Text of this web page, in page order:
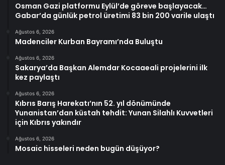
Osman Gazi platformu Eylül’de göreve başlayacak…
Gabar’da günlük petrol üretimi 83 bin 200 varile ulaştı
Ağustos 6, 2026
Madenciler Kurban Bayramı’nda Buluştu
Ağustos 6, 2026
Sakarya’da Başkan Alemdar Kocaaeali projelerini ilk
kez paylaştı
Ağustos 6, 2026
Kıbrıs Barış Harekatı’nın 52. yıl dönümünde
Yunanistan’dan küstah tehdit: Yunan Silahlı Kuvvetleri
için Kıbrıs yakındır
Ağustos 6, 2026
Mosaic hisseleri neden bugün düşüyor?